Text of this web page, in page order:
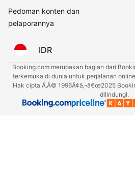
Pedoman konten dan
pelaporannya
IDR
Booking.com merupakan bagian dari
terkemuka di dunia untuk perjalanan
Hak cipta Ã‚Â© 1996Ã¢â‚¬â€œ2025
dilindungi.